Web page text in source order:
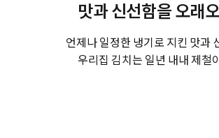
맛과 신선함을 오래
언제나 일정한 냉기로 지킨 맛과
우리집 김치는 일년 내내 제철